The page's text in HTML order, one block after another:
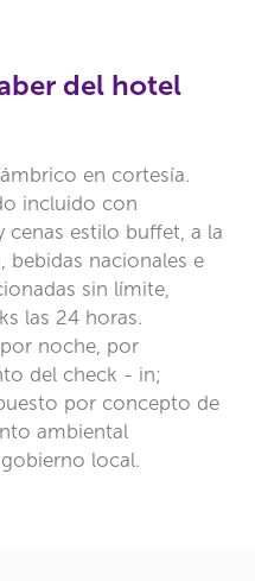
del hotel
en cortesía.
incluido con
cenas estilo buffet, a la
nacionales e
sin límite,
las 24 horas.
noche, por
del check - in;
por concepto de
ambiental
local.